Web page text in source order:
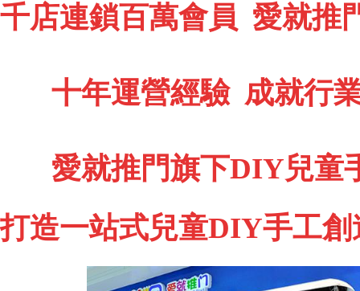
千店連鎖百萬會員 愛就推
十年運營經驗 成就行
愛就推門旗下DIY兒童
打造一站式兒童DIY手工創